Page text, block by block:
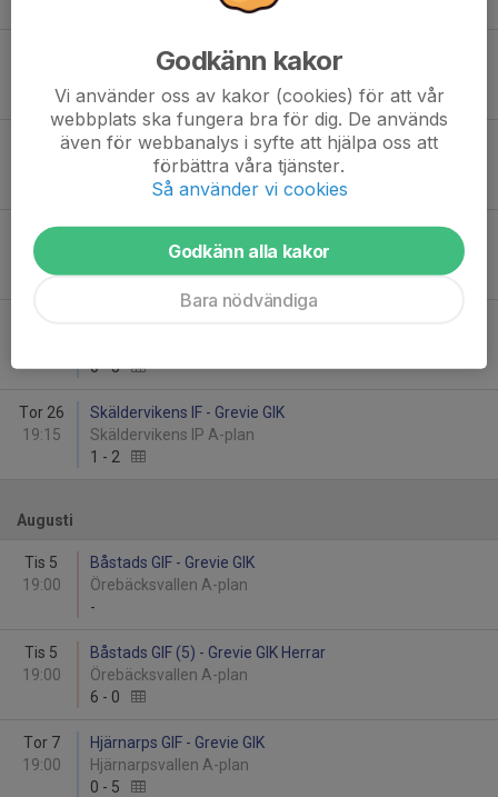
Grevie GIK - Väsby FK
Grevieparken A-plan
2-2
Mån 9
Grevie GIK - Skäldervikens IF
Grevieparken B-plan
Ons 18
19:00
Grevie GIK - Strövelstorps GoIF (9m9)
Grevieparken B-plan
1-6
0-3
Tor 26
19:15
Skäldervikens IF - Grevie GIK
Skäldervikens IP A-plan
1 - 2
Augusti
Tis 5
19:00
Båstads GIF - Grevie GIK
Örebäcksvallen A-plan
-
Tis 5
19:00
Båstads GIF (5) - Grevie GIK Herrar
Örebäcksvallen A-plan
6 - 0
Tor 7
19:00
Hjärnarps GIF - Grevie GIK
Hjärnarpsvallen A-plan
0 - 5
Godkänn kakor
Vi använder oss av kakor (cookies) för att vår
webbplats ska fungera bra för dig. De används
även för webbanalys i syfte att hjälpa oss att
förbättra våra tjänster.
Så använder vi cookies
Godkänn alla kakor
Bara nödvändiga